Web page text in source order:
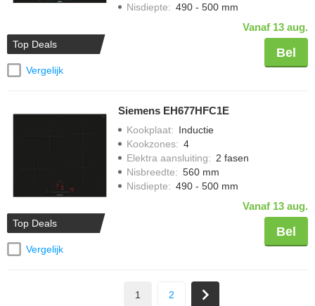
Top Deals
Vergelijk
Nisdiepte: 490 - 500 mm
Vanaf 13 aug.
Bel
Top Deals
Vergelijk
Siemens EH677HFC1E
Kookplaat: Inductie
Kookzones: 4
Elektra aansluiting: 2 fasen
Nisbreedte: 560 mm
Nisdiepte: 490 - 500 mm
Vanaf 13 aug.
Bel
1 2